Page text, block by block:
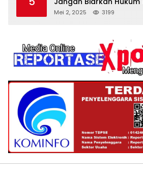
‘Spa Berkedok
Mei 2, 2025 3199